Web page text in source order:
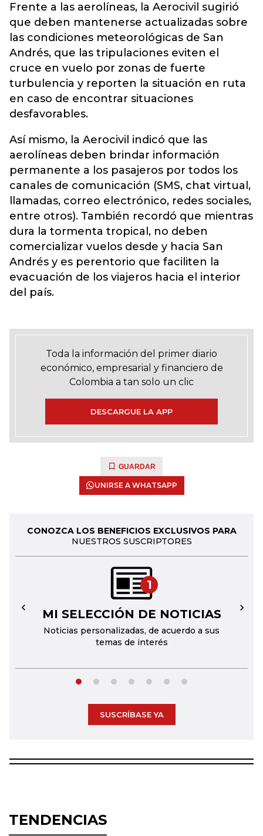
Frente a las aerolíneas, la Aerocivil sugirió
que deben mantenerse actualizadas sobre
las condiciones meteorológicas de San
Andrés, que las tripulaciones eviten el
cruce en vuelo por zonas de fuerte
turbulencia y reporten la situación en ruta
en caso de encontrar situaciones
desfavorables.
Así mismo, la Aerocivil indicó que las
aerolíneas deben brindar información
permanente a los pasajeros por todos los
canales de comunicación (SMS, chat virtual,
llamadas, correo electrónico, redes sociales,
entre otros). También recordó que mientras
dura la tormenta tropical, no deben
comercializar vuelos desde y hacia San
Andrés y es perentorio que faciliten la
evacuación de los viajeros hacia el interior
del país.
Toda la información del primer diario
económico, empresarial y financiero de
Colombia a tan solo un clic
DESCARGUE LA APP
GUARDAR
UNIRSE A WHATSAPP
CONOZCA LOS BENEFICIOS EXCLUSIVOS PARA
NUESTROS SUSCRIPTORES
1
MI SELECCIÓN DE NOTICIAS
Noticias personalizadas, de acuerdo a sus
temas de interés
← →
SUSCRÍBASE YA
TENDENCIAS